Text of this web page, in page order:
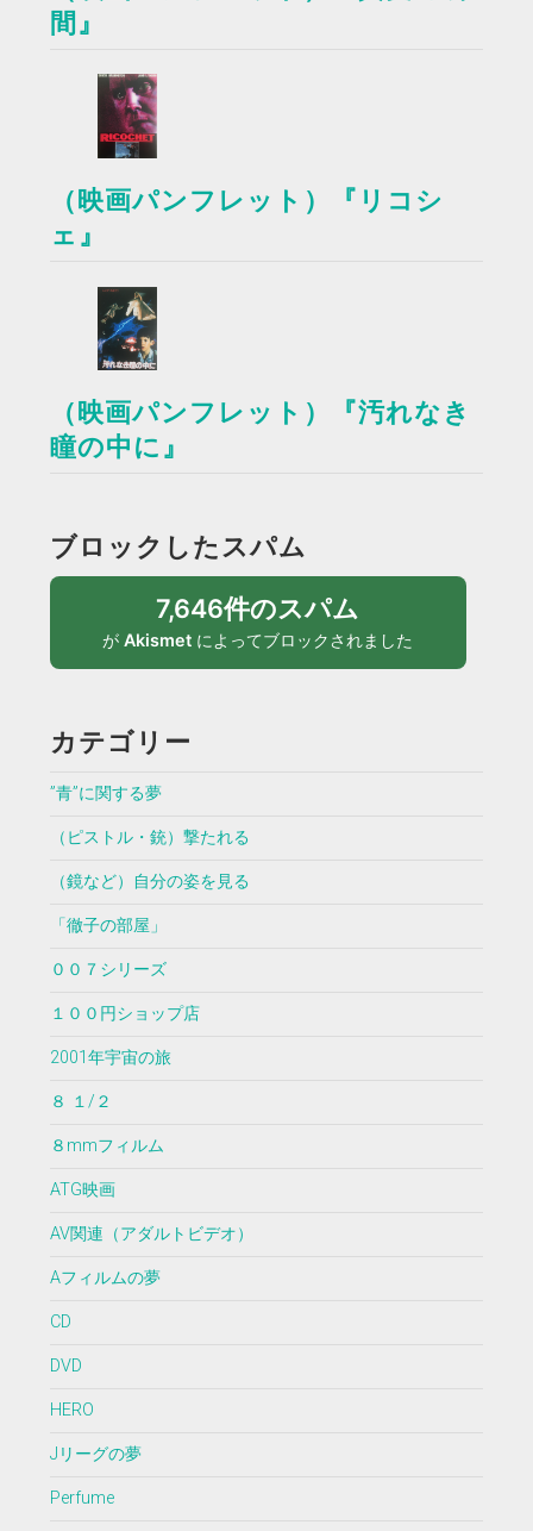
間』
（映画パンフレット）『リコシ
ェ』
（映画パンフレット）『汚れなき
瞳の中に』
ブロックしたスパム
7,646件のスパム
がAkismet によってブロックされました
カテゴリー
”青”に関する夢
（ピストル・銃）撃たれる
（鏡など）自分の姿を見る
「徹子の部屋」
００７シリーズ
１００円ショップ店
2001年宇宙の旅
８ １/２
８mmフィルム
ATG映画
AV関連（アダルトビデオ）
Aフィルムの夢
CD
DVD
HERO
Jリーグの夢
Perfume